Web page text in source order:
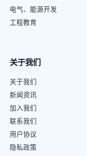
电气、能源开发
工程教育
关于我们
关于我们
新闻资讯
加入我们
联系我们
用户协议
隐私政策